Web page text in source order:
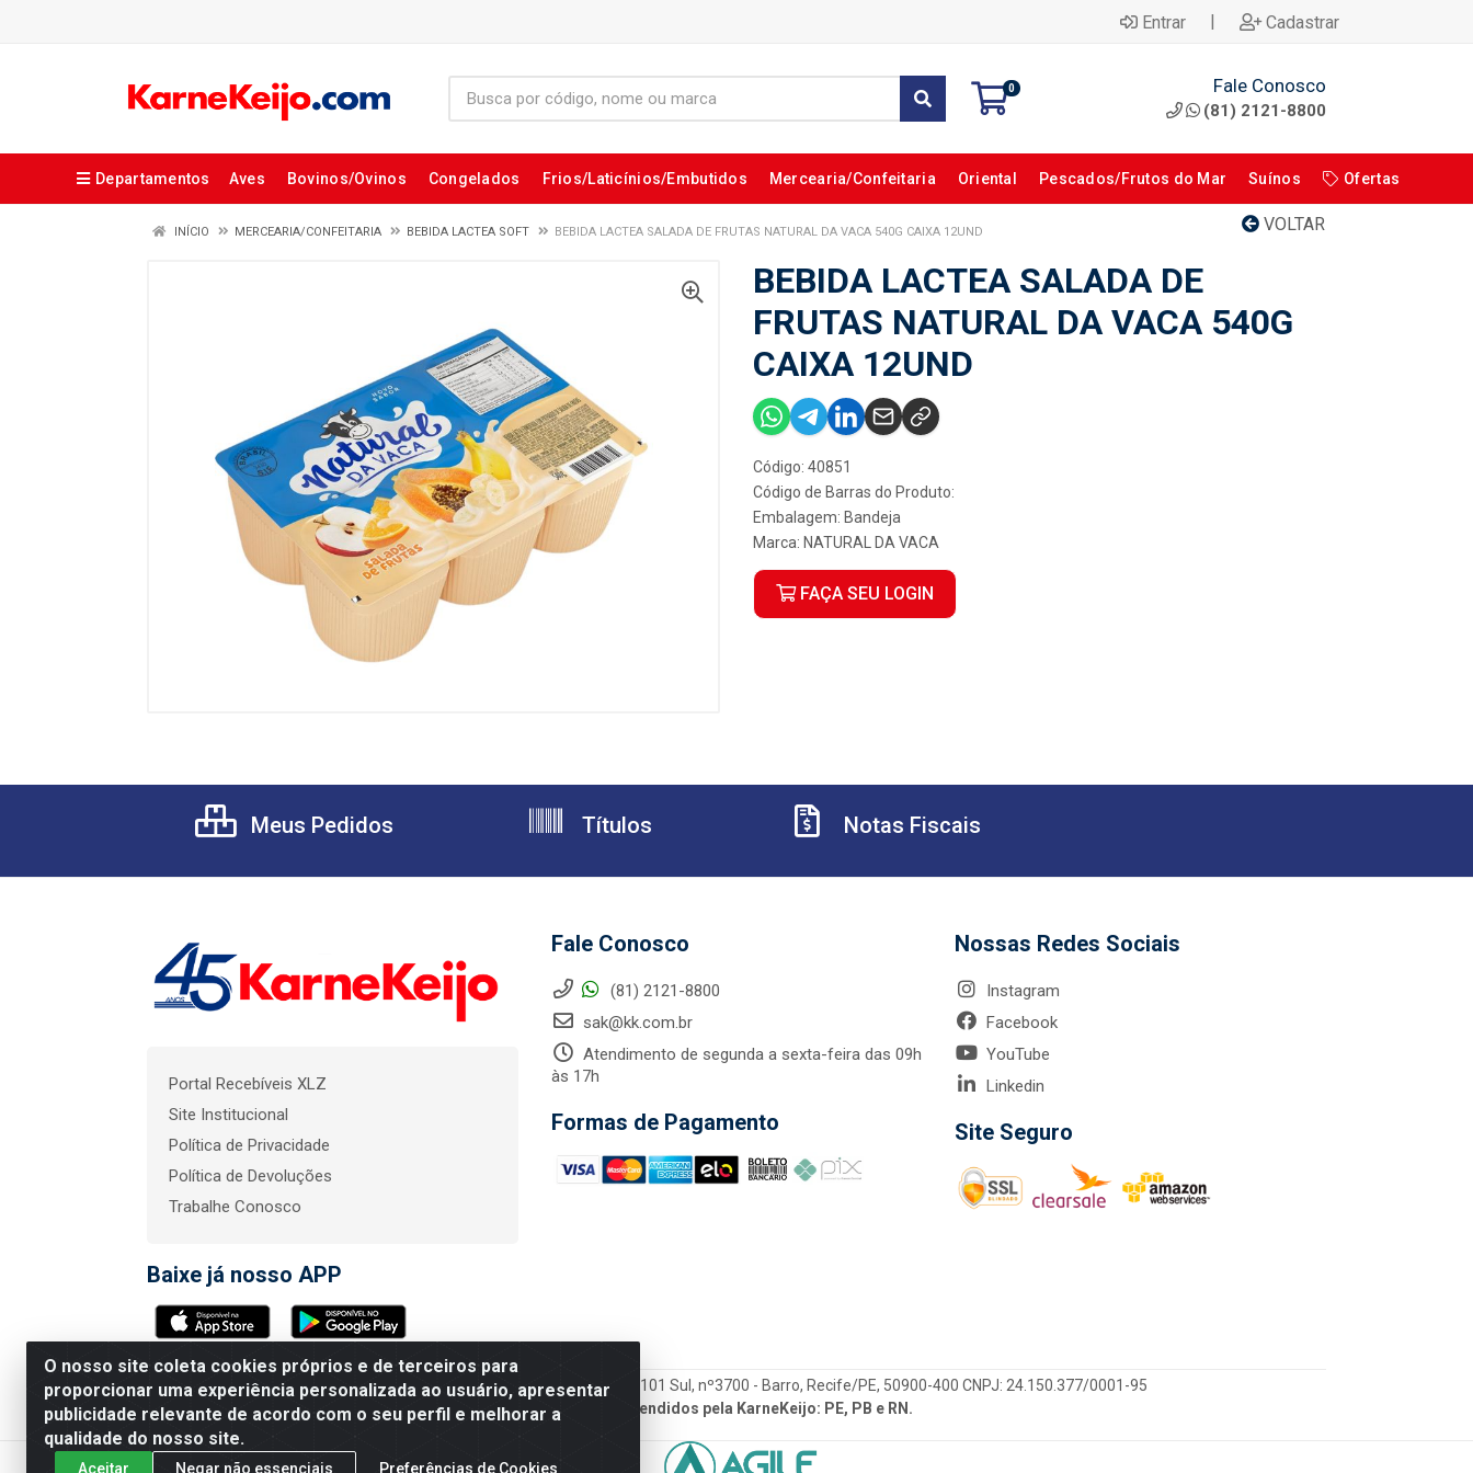
Entrar | Cadastrar
0 Fale Conosco
(81) 2121-8800
Departamentos Aves Bovinos/Ovinos Congelados Frios/Laticínios/Embutidos Mercearia/Confeitaria Oriental Pescados/Frutos do Mar Suínos Ofertas
VOLTAR
INÍCIO MERCEARIA/CONFEITARIA BEBIDA LACTEA SOFT BEBIDA LACTEA SALADA DE FRUTAS NATURAL DA VACA 540G CAIXA 12UND
BEBIDA LACTEA SALADA DE
FRUTAS NATURAL DA VACA 540G
CAIXA 12UND
Código: 40851
Código de Barras do Produto:
Embalagem: Bandeja
Marca: NATURAL DA VACA
FAÇA SEU LOGIN
O nosso site coleta cookies próprios e de terceiros para
proporcionar uma experiência personalizada ao usuário, apresentar
publicidade relevante de acordo com o seu perfil e melhorar a
qualidade do nosso site.
Aceitar Negar não essenciais Preferências de Cookies
Meus Pedidos Títulos Notas Fiscais
Portal Recebíveis XLZ
Site Institucional
Política de Privacidade
Política de Devoluções
Trabalhe Conosco
Baixe já nosso APP
Fale Conosco
(81) 2121-8800
sak@kk.com.br
Atendimento de segunda a sexta-feira das 09h
às 17h
Formas de Pagamento
Nossas Redes Sociais
Instagram
Facebook
YouTube
Linkedin
Site Seguro
KarneKeijo Logistica Integrada LTDA - Rod. Br-101 Sul, nº3700 - Barro, Recife/PE, 50900-400 CNPJ: 24.150.377/0001-95
Estados atendidos pela KarneKeijo: PE, PB e RN.